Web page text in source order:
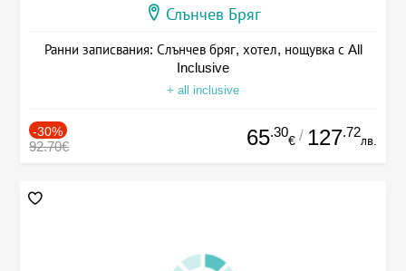
Слънчев Бряг
Ранни записвания: Слънчев бряг, хотел, нощувка с All
Inclusive
+ all inclusive
-30%
92.70€ 65.30
€ / 127.72
лв.